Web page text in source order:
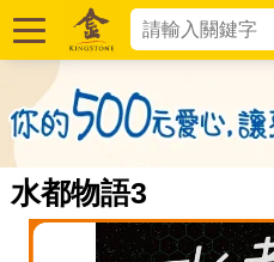
水都物語3